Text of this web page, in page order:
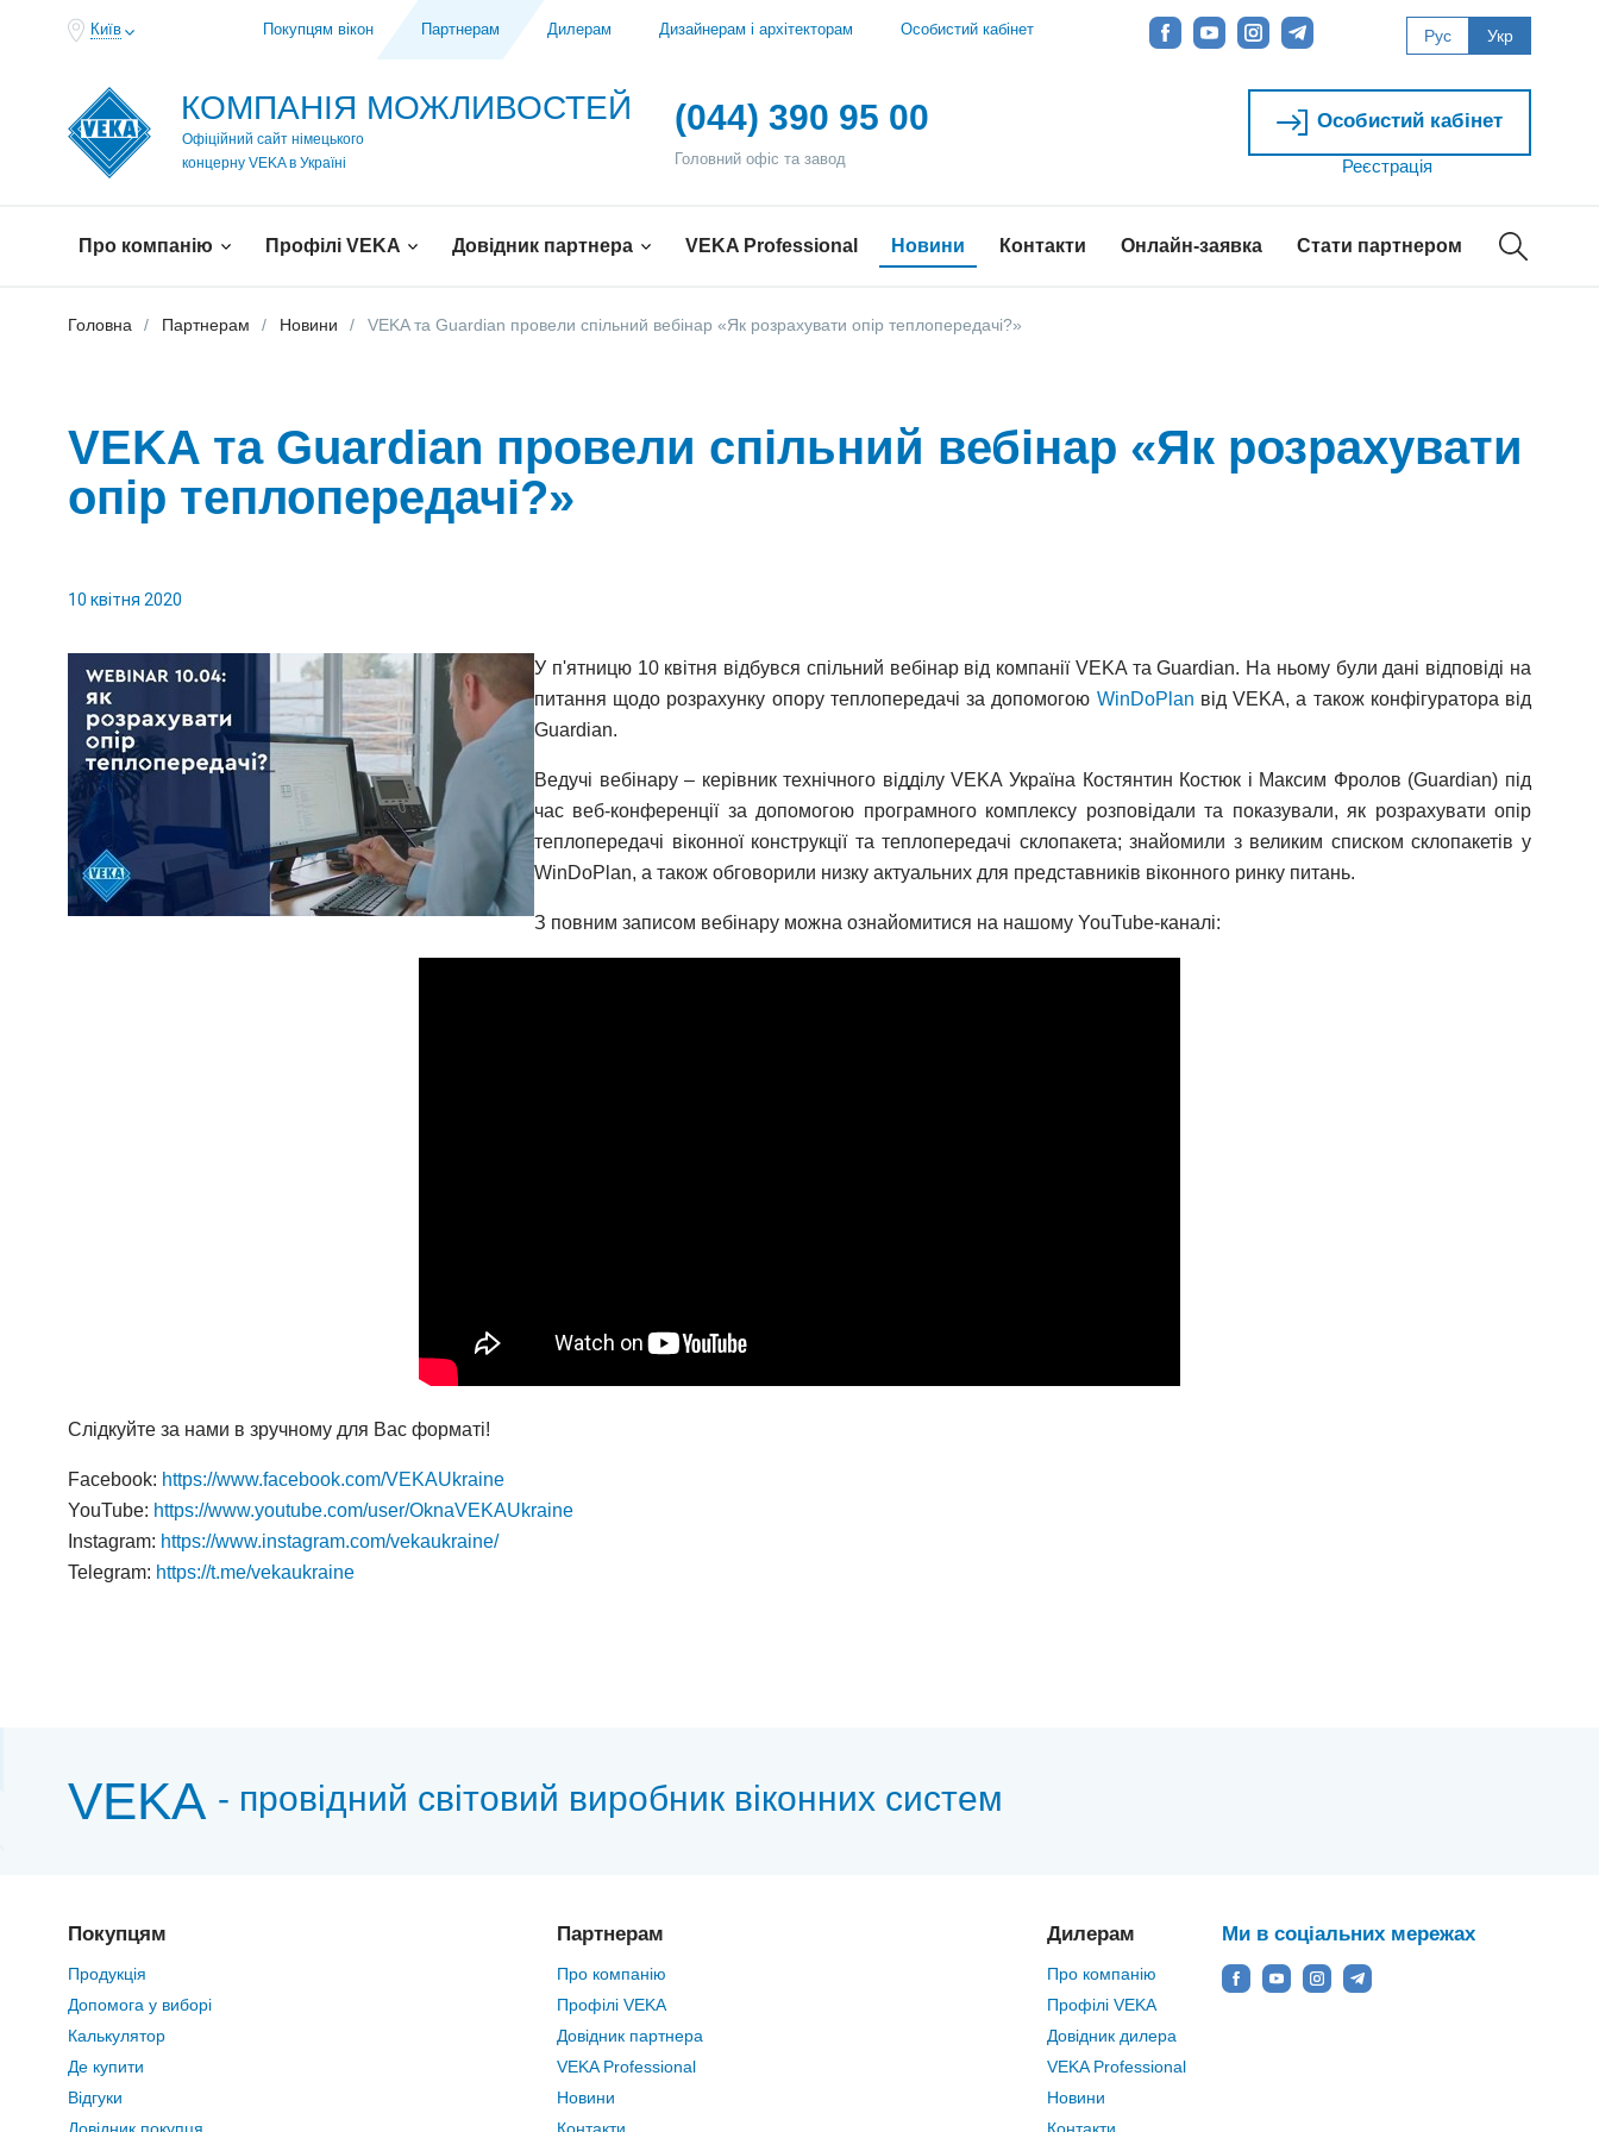
Київ Покупцям вікон Партнерам Дилерам Дизайнерам і архітекторам Особистий кабінет Рус Укр
КОМПАНІЯ МОЖЛИВОСТЕЙ
Офіційний сайт німецького
концерну VEKA в Україні
(044) 390 95 00
Головний офіс та завод
Особистий кабінет
Реєстрація
Про компанію Профілі VEKA Довідник партнера VEKA Professional Новини Контакти Онлайн-заявка Стати партнером
Головна Партнерам Новини VEKA та Guardian провели спільний вебінар «Як розрахувати опір теплопередачі?»
VEKA та Guardian провели спільний вебінар «Як розрахувати
опір теплопередачі?»
10 квітня 2020
У п'ятницю 10 квітня відбувся спільний вебінар від компанії VEKA та Guardian. На ньому були дані відповіді на
питання щодо розрахунку опору теплопередачі за допомогою WinDoPlan від VEKA, а також конфігуратора від
Guardian.
Ведучі вебінару – керівник технічного відділу VEKA Україна Костянтин Костюк і Максим Фролов (Guardian) під
час веб-конференції за допомогою програмного комплексу розповідали та показували, як розрахувати опір
теплопередачі віконної конструкції та теплопередачі склопакета; знайомили з великим списком склопакетів у
WinDoPlan, а також обговорили низку актуальних для представників віконного ринку питань.
З повним записом вебінару можна ознайомитися на нашому YouTube-каналі:
Слідкуйте за нами в зручному для Вас форматі!
Facebook: https://www.facebook.com/VEKAUkraine
YouTube: https://www.youtube.com/user/OknaVEKAUkraine
Instagram: https://www.instagram.com/vekaukraine/
Telegram: https://t.me/vekaukraine
VEKA - провідний світовий виробник віконних систем
Покупцям
Продукція
Допомога у виборі
Калькулятор
Де купити
Відгуки
Партнерам
Про компанію
Профілі VEKA
Довідник партнера
VEKA Professional
Новини
Дилерам
Про компанію
Профілі VEKA
Довідник дилера
VEKA Professional
Новини
Ми в соціальних мережах